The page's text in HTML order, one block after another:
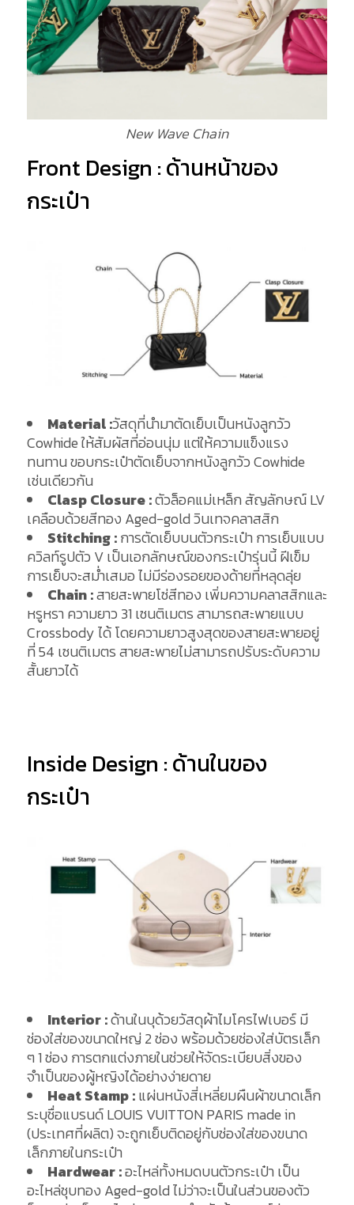
New Wave Chain
Front Design : ด้านหน้าของ
กระเป๋า
Material :วัสดุที่นำมาตัดเย็บเป็นหนังลูกวัว
Cowhide ให้สัมผัสที่อ่อนนุ่ม แต่ให้ความแข็งแรง
ทนทาน ขอบกระเป๋าตัดเย็บจากหนังลูกวัว Cowhide
เช่นเดียวกัน
Clasp Closure :ตัวล็อคแม่เหล็ก สัญลักษณ์ LV
เคลือบด้วยสีทอง Aged-gold วินเทจคลาสสิก
Stitching :การตัดเย็บบนตัวกระเป๋า การเย็บแบบ
ควิลท์รูปตัว V เป็นเอกลักษณ์ของกระเป๋ารุ่นนี้ ฝีเข็ม
การเย็บจะสม่ำเสมอ ไม่มีร่องรอยของด้ายที่หลุดลุ่ย
Chain :สายสะพายโซ่สีทอง เพิ่มความคลาสสิกและ
หรูหรา ความยาว 31 เซนติเมตร สามารถสะพายแบบ
Crossbody ได้ โดยความยาวสูงสุดของสายสะพายอยู่
ที่ 54 เซนติเมตร สายสะพายไม่สามารถปรับระดับความ
สั้นยาวได้
Inside Design : ด้านในของ
กระเป๋า
Interior :ด้านในบุด้วยวัสดุผ้าไมโครไฟเบอร์ มี
ช่องใส่ของขนาดใหญ่ 2 ช่อง พร้อมด้วยช่องใส่บัตรเล็ก
ๆ 1 ช่อง การตกแต่งภายในช่วยให้จัดระเบียบสิ่งของ
จำเป็นของผู้หญิงได้อย่างง่ายดาย
Heat Stamp :แผ่นหนังสี่เหลี่ยมผืนผ้าขนาดเล็ก
ระบุชื่อแบรนด์ LOUIS VUITTON PARIS made in
(ประเทศที่ผลิต) จะถูกเย็บติดอยู่กับช่องใส่ของขนาด
เล็กภายในกระเป๋า
Hardwear :อะไหล่ทั้งหมดบนตัวกระเป๋า เป็น
อะไหล่ชุบทอง Aged-gold ไม่ว่าจะเป็นในส่วนของตัว